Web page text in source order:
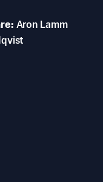
Aron Lamm